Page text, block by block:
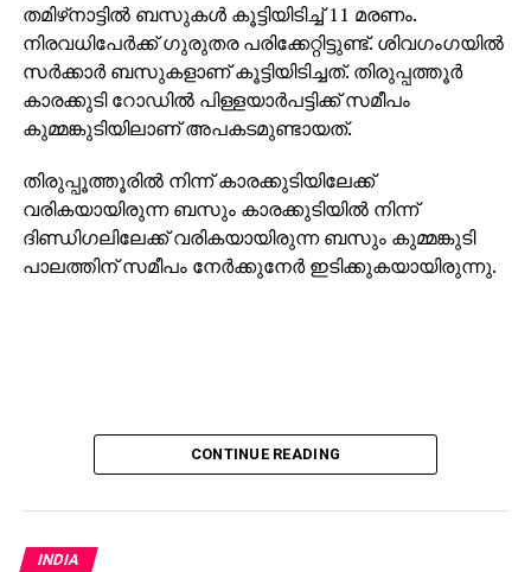
തമിഴ്‌നാട്ടില്‍ ബസുകള്‍ കൂട്ടിയിടിച്ച് 11 മരണം.
നിരവധിപേര്‍ക്ക് ഗുരുതര പരിക്കേറ്റിട്ടുണ്ട്. ശിവഗംഗയില്‍
സര്‍ക്കാര്‍ ബസുകളാണ് കൂട്ടിയിടിച്ചത്. തിരുപ്പത്തൂര്‍
കാരക്കുടി റോഡില്‍ പിള്ളയാര്‍പട്ടിക്ക് സമീപം
കുമ്മങ്കുടിയിലാണ് അപകടമുണ്ടായത്.
തിരുപ്പൂത്തൂരില്‍ നിന്ന് കാരക്കുടിയിലേക്ക്
വരികയായിരുന്ന ബസും കാരക്കുടിയില്‍ നിന്ന്
ദിണ്ഡിഗലിലേക്ക് വരികയായിരുന്ന ബസും കുമ്മങ്കുടി
പാലത്തിന് സമീപം നേര്‍ക്കുനേര്‍ ഇടിക്കുകയായിരുന്നു.
CONTINUE READING
INDIA